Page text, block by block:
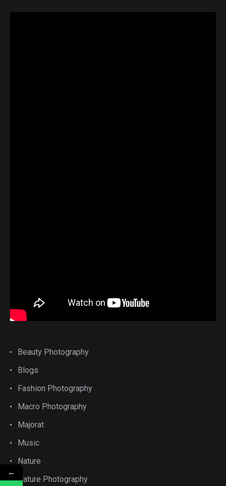
Beauty Photography
Blogs
Fashion Photography
Macro Photography
Majorat
Music
Nature
Nature Photography
←